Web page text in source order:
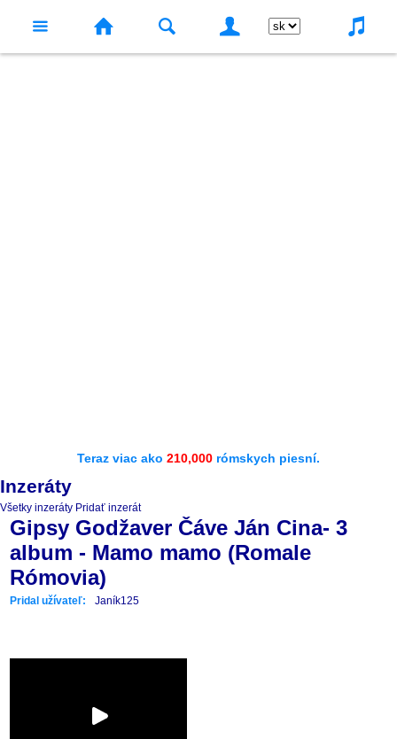
Teraz viac ako 210,000 rómskych piesní.
Inzeráty
Všetky inzeráty Pridať inzerát
Gipsy Godžaver Čáve Ján Cina- 3
album - Mamo mamo (Romale
Rómovia)
Pridal užívateľ: Janík125